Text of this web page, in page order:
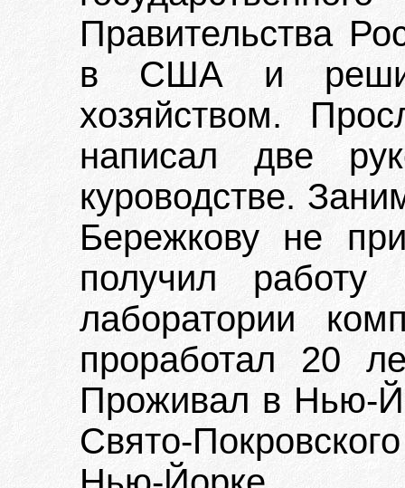
Правительства
в США и решил
хозяйством.
написал две
куроводстве.
Бережкову не
получил работу
лаборатории
проработал 20
Проживал в Нью-
Свято-